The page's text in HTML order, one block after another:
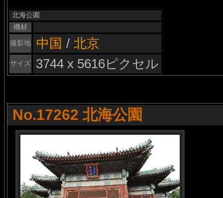
北海公園
機材
撮影地
中国 / 北京
サイズ 3744 x 5616ピクセル
No.17262 北海公園